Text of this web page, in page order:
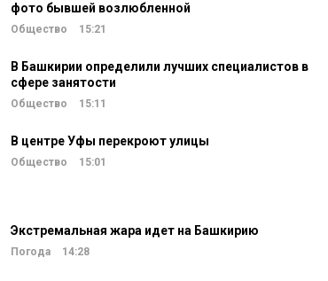
фото бывшей возлюбленной
Общество 15:21
В Башкирии определили лучших специалистов в
сфере занятости
Общество 15:11
В центре Уфы перекроют улицы
Общество 15:01
Экстремальная жара идет на Башкирию
Погода 14:28